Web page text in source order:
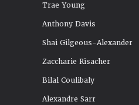
Trae Young
Anthony Davis
Shai Gilgeous-Alexander
Zaccharie Risacher
Bilal Coulibaly
Alexandre Sarr